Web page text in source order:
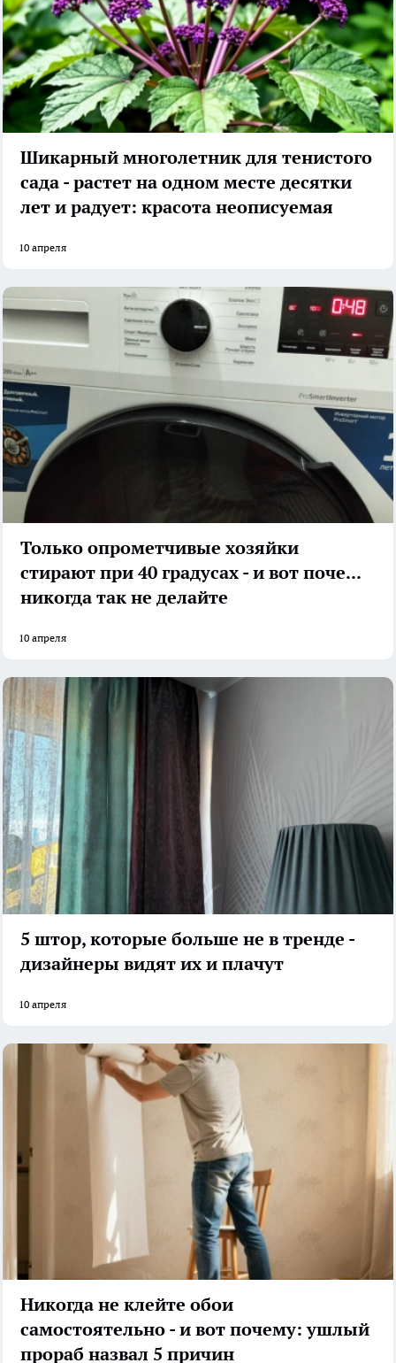
Шикарный многолетник для тенистого
сада - растет на одном месте десятки
лет и радует: красота неописуемая
10 апреля
Только опрометчивые хозяйки
стирают при 40 градусах - и вот почему:
никогда так не делайте
10 апреля
5 штор, которые больше не в тренде -
дизайнеры видят их и плачут
10 апреля
Никогда не клейте обои
самостоятельно - и вот почему: ушлый
прораб назвал 5 причин